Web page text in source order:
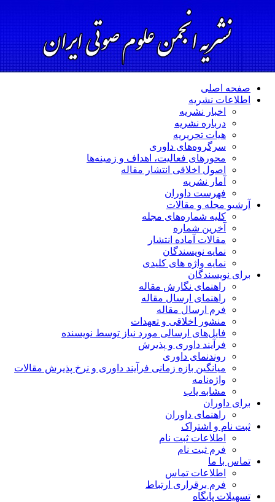
صفحه اصلی
اطلاعات نشریه
اخبار نشریه
درباره نشریه
هیات تحریریه
سرگروه‌های داوری
محورهای فعالیت، اهداف و زمینه‌ها
اصول اخلاقی انتشار مقاله
آمار نشریه
فهرست داوران
آرشیو مجله و مقالات
کلیه شماره‌های مجله
آخرین شماره
مقالات آماده انتشار
نمایه نویسندگان
نمایه واژه های کلیدی
برای نویسندگان
راهنمای نگارش مقاله
راهنمای ارسال مقاله
فرم ارسال مقاله
منشور اخلاقی و تعهدات
فایل‌های ارسالی مورد نیاز توسط نویسنده
فرآیند داوری و پذیرش
روندنمای داوری
میانگین بازه زمانی فرآیند داوری و نرخ پذیرش مقالات
واژه‌نامه
مشابه یاب
برای داوران
راهنمای داوران
ثبت نام و اشتراک
اطلاعات ثبت نام
فرم ثبت نام
تماس با ما
اطلاعات تماس
فرم برقراری ارتباط
تسهیلات پایگاه